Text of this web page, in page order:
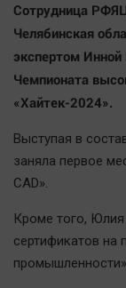
Общество
Политика
Экономика
Происшествия
Культура
Спорт
Сотрудница
Челябинская
экспертом Инной
Чемпионата
«Хайтек-2024».
Выступая в
заняла первое
CAD».
Кроме того,
сертификатов на
промышленности»